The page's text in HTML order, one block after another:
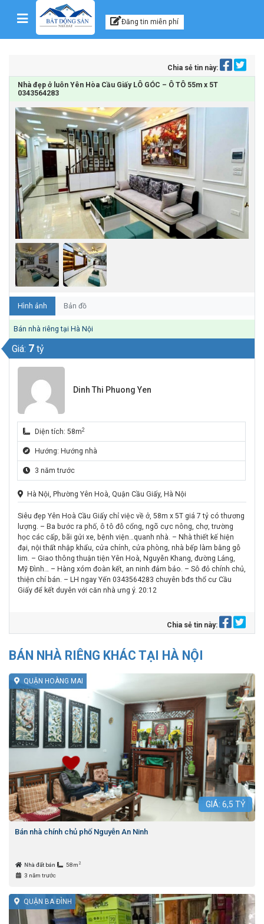
Skip to content Kênh thông tin, tư vấn
Đăng tin miễn phí
Chia sẻ tin này:
Nhà đẹp ở luôn Yên Hòa Cầu Giấy LÔ GÓC – Ô TÔ 55m x 5T
0343564283
Hình ảnh Bản đồ
Bán nhà riêng tại Hà Nội
Giá: 7 tỷ
Dinh Thi Phuong Yen
Diện tích: 58m2
Hướng: Hướng nhà
3 năm trước
Hà Nội, Phường Yên Hoà, Quận Cầu Giấy, Hà Nội
Siêu đẹp Yên Hoà Cầu Giấy chỉ việc về ở, 58m x 5T giá 7 tỷ có thương
lượng. – Ba bước ra phố, ô tô đỗ cổng, ngõ cực nông, chợ, trường
học các cấp, bãi gửi xe, bệnh viện…quanh nhà. – Nhà thiết kế hiện
đại, nội thất nhập khẩu, cửa chính, cửa phòng, nhà bếp làm bằng gỗ
lim. – Giao thông thuận tiện Yên Hoà, Nguyễn Khang, đường Láng,
Mỹ Đình… – Hàng xóm đoàn kết, an ninh đảm bảo. – Sô đỏ chính chủ,
thiện chí bán. – LH ngay Yến 0343564283 chuyên bđs thổ cư Cầu
Giấy để kết duyên với căn nhà ưng ý. 20:12
Chia sẻ tin này:
BÁN NHÀ RIÊNG KHÁC TẠI HÀ NỘI
QUẬN HOÀNG MAI
GIÁ: 6,5 TỶ
Bán nhà chính chủ phố Nguyễn An Ninh
Nhà đất bán 58m 2
3 năm trước
QUẬN BA ĐÌNH